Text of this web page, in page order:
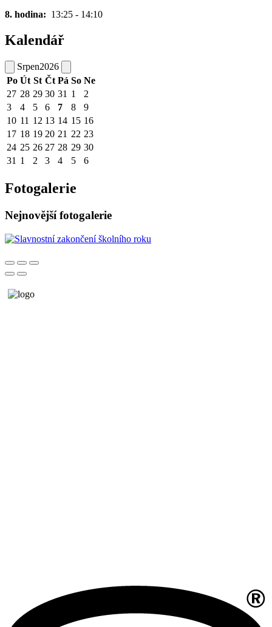
8. hodina: 13:25 - 14:10
Kalendář
Srpen2026
Po Út St Čt Pá So Ne
27 28 29 30 31 1
2
3
4 5 6 7 8
9
10 11 12 13 14 15 16
17 18 19 20 21 22 23
24 25 26 27 28 29 30
31 1 2 3 4 5 6
Fotogalerie
Nejnovější fotogalerie